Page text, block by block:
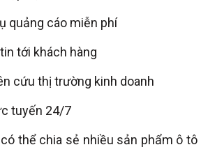
quảng cáo miễn phí
tới khách hàng
cứu thị trường kinh doanh
tuyến 24/7
thể chia sẻ nhiều sản phẩm ô tô